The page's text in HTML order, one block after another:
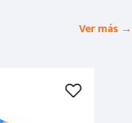
Ver más →